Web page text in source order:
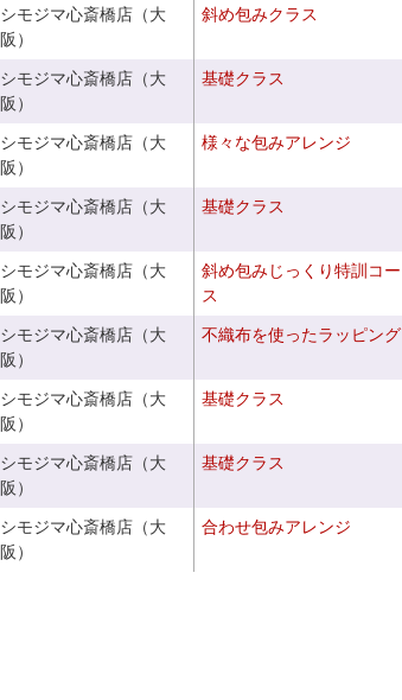
シモジマ心斎橋店（大
阪）
斜め包みクラス
シモジマ心斎橋店（大
阪）
基礎クラス
シモジマ心斎橋店（大
阪）
様々な包みアレンジ
シモジマ心斎橋店（大
阪）
基礎クラス
シモジマ心斎橋店（大
阪）
斜め包みじっくり特訓コー
ス
シモジマ心斎橋店（大
阪）
不織布を使ったラッピング
シモジマ心斎橋店（大
阪）
基礎クラス
シモジマ心斎橋店（大
阪）
基礎クラス
シモジマ心斎橋店（大
阪）
合わせ包みアレンジ